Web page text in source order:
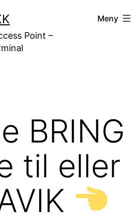
Point –
Meny
BRING
til eller